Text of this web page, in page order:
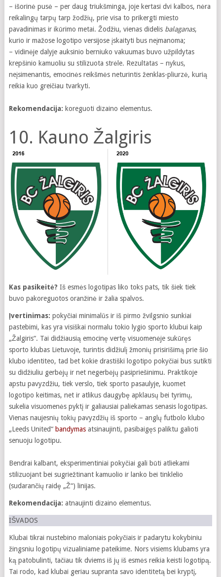
– išorinė pusė – per daug triukšminga, joje kertasi dvi kalbos, nėra
reikalingų tarpų tarp žodžių, prie visa to prikergti miesto
pavadinimas ir ikūrimo metai. Žodžiu, vienas didelis balaganas,
kurio ir mažose logotipo versijose įskaityti bus neįmanoma;
– vidinėje dalyje auksinio berniuko vakuumas buvo užpildytas
krepšinio kamuoliu su stilizuota strėle. Rezultatas – nykus,
neįsimenantis, emocinės reikšmės neturintis ženklas-pliurzė, kurią
reikia kuo greičiau tvarkyti.
Rekomendacija: koreguoti dizaino elementus.
10. Kauno Žalgiris
Kas pasikeitė? Iš esmės logotipas liko toks pats, tik šiek tiek
buvo pakoreguotos oranžinė ir žalia spalvos.
Įvertinimas: pokyčiai minimalūs ir iš pirmo žvilgsnio sunkiai
pastebimi, kas yra visiškai normalu tokio lygio sporto klubui kaip
„Žalgiris“. Tai didžiausią emocinę vertę visuomenėje sukūręs
sporto klubas Lietuvoje, turintis didžiulį žmonių prisirišimą prie šio
klubo identiteo, tad bet kokie drastiški logotipo pokyčiai bus sutikti
su didžiuliu gerbėjų ir net negerbėjų pasipriešinimu. Praktikoje
apstu pavyzdžiu, tiek verslo, tiek sporto pasaulyje, kuomet
logotipo keitimas, net ir atlikus daugybę apklausų bei tyrimų,
sukelia visuomenės pyktį ir galiausiai paliekamas senasis logotipas.
Vienas naujesnių tokių pavyzdžių iš sporto – anglų futbolo klubo
„Leeds United“ bandymasatsinaujinti, pasibaigęs paliktu galioti
senuoju logotipu.
Bendrai kalbant, eksperimentiniai pokyčiai gali būti atliekami
stilizuojant bei sugriežtinant kamuolio ir lanko bei tinklelio
(sudarančių raidę „Ž“) linijas.
Rekomendacija: atnaujinti dizaino elementus.
IŠVADOS
Klubai tikrai nustebino maloniais pokyčiais ir padarytu kokybiniu
žingsniu logotipų vizualiniame pateikime. Nors visiems klubams yra
ką patobulinti, tačiau tik dviems iš jų iš esmės reikia keisti logotipą.
Tai rodo, kad klubai geriau supranta savo identitetą bei kryptį,